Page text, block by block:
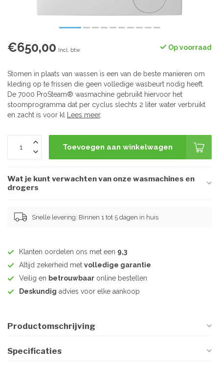
€650,00 Incl. btw Op voorraad
Stomen in plaats van wassen is een van de beste manieren om
kleding op te frissen die geen volledige wasbeurt nodig heeft.
De 7000 ProSteam® wasmachine gebruikt hiervoor het
stoomprogramma dat per cyclus slechts 2 liter water verbruikt
en zacht is voor kl Lees meer.
Toevoegen aan winkelwagen
Wat je kunt verwachten van onze wasmachines en
drogers
Snelle levering: Binnen 1 tot 5 dagen in huis
Klanten oordelen ons met een 9,3
Altijd zekerheid met volledige garantie
Veilig en betrouwbaar online bestellen
Deskundig advies voor elke aankoop
Productomschrijving
Specificaties